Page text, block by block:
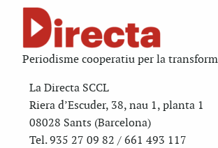
Periodisme cooperatiu per la
La Directa SCCL
Riera d’Escuder, 38, nau 1, planta 1
08028 Sants (Barcelona)
Tel. 935 27 09 82 / 661 493 117